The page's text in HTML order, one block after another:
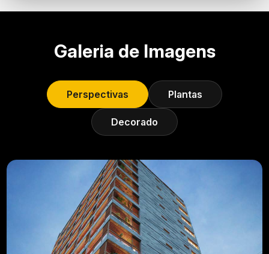
Galeria de Imagens
Perspectivas Plantas
Decorado